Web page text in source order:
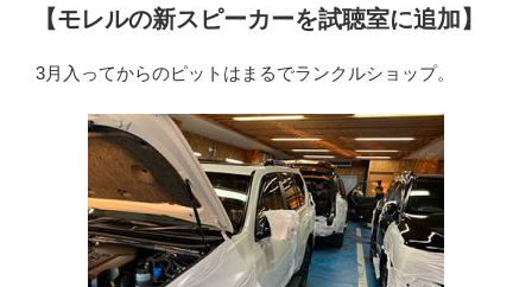
稿
日:【モレルの新スピーカーを試聴室に追加】
3月入ってからのピットはまるでランクルショップ。